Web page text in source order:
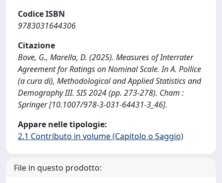
Codice ISBN
9783031644306
Citazione
Bove, G., Marella, D. (2025). Measures of Interrater
Agreement for Ratings on Nominal Scale. In A. Pollice
(a cura di), Methodological and Applied Statistics and
Demography III. SIS 2024 (pp. 273-278). Cham :
Springer [10.1007/978-3-031-64431-3_46].
Appare nelle tipologie:
2.1 Contributo in volume (Capitolo o Saggio)
File in questo prodotto: